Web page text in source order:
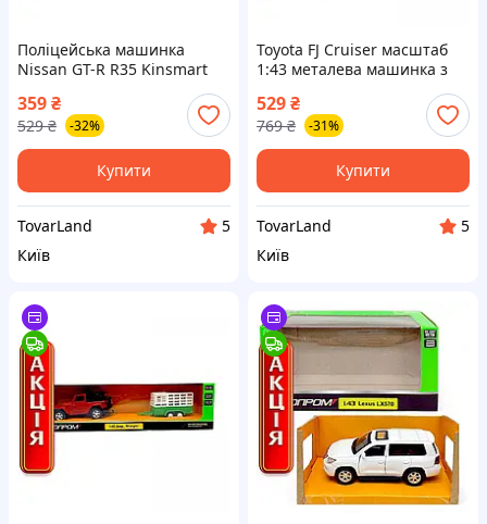
Поліцейська машинка
Nissan GT-R R35 Kinsmart
відкривними дверима
359₴
529 ₴ -32%
Купити
TovarLand
5
Київ
Toyota FJ Cruiser масштаб
1:43 металева машинка з
дверима
529₴
769 ₴ -31%
Купити
TovarLand
5
Київ